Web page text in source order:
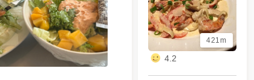
421m
4.2